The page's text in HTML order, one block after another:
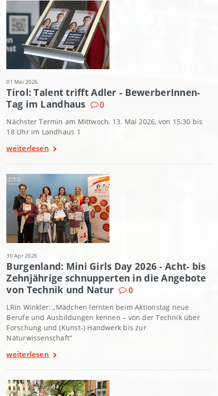
01 Mai 2026
Tirol: Talent trifft Adler - BewerberInnen-
Tag im Landhaus
0
Nächster Termin am Mittwoch, 13. Mai 2026, von 15.30 bis
18 Uhr im Landhaus 1
weiterlesen
30 Apr 2026
Burgenland: Mini Girls Day 2026 - Acht- bis
Zehnjährige schnupperten in die Angebote
von Technik und Natur
0
LRin Winkler: „Mädchen lernten beim Aktionstag neue
Berufe und Ausbildungen kennen – von der Technik über
Forschung und (Kunst-) Handwerk bis zur
Naturwissenschaft“
weiterlesen